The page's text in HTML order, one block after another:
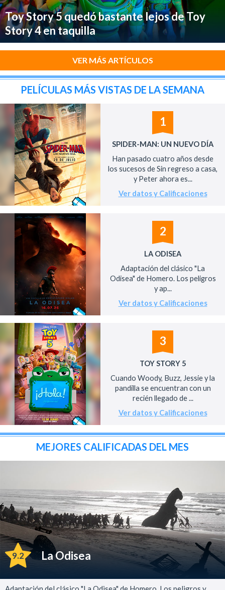
Toy Story 5 quedó bastante lejos de Toy
Story 4 en taquilla
VER MÁS ARTÍCULOS
PELÍCULAS MÁS VISTAS DE LA SEMANA
1
SPIDER-MAN: UN NUEVO DÍA
Han pasado cuatro años desde
los sucesos de Sin regreso a casa,
y Peter ahora es...
Ver datos y Calificaciones
2
LA ODISEA
Adaptación del clásico "La
Odisea" de Homero. Los peligros
y ap...
Ver datos y Calificaciones
3
TOY STORY 5
Cuando Woody, Buzz, Jessie y la
pandilla se encuentran con un
recién llegado de ...
Ver datos y Calificaciones
MEJORES CALIFICADAS DEL MES
9.2 La Odisea